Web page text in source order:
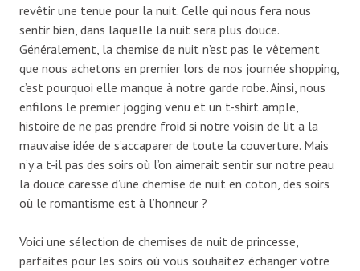
revêtir une tenue pour la nuit. Celle qui nous fera nous
sentir bien, dans laquelle la nuit sera plus douce.
Généralement, la chemise de nuit n’est pas le vêtement
que nous achetons en premier lors de nos journée shopping,
c’est pourquoi elle manque à notre garde robe. Ainsi, nous
enfilons le premier jogging venu et un t-shirt ample,
histoire de ne pas prendre froid si notre voisin de lit a la
mauvaise idée de s’accaparer de toute la couverture. Mais
n’y a t-il pas des soirs où l’on aimerait sentir sur notre peau
la douce caresse d’une chemise de nuit en coton, des soirs
où le romantisme est à l’honneur ?
Voici une sélection de chemises de nuit de princesse,
parfaites pour les soirs où vous souhaitez échanger votre